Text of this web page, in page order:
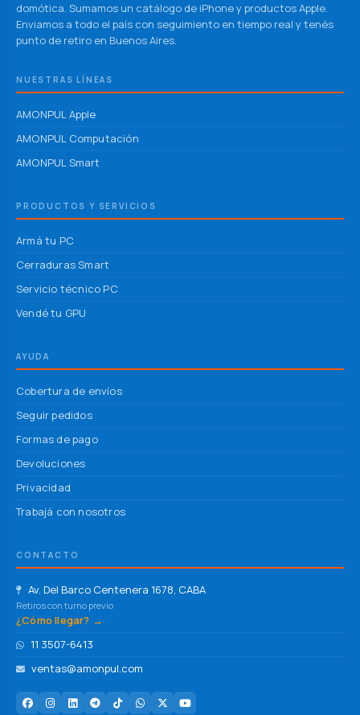
domótica. Sumamos un catálogo de iPhone y productos Apple.
Enviamos a todo el país con seguimiento en tiempo real y tenés
punto de retiro en Buenos Aires.
NUESTRAS LÍNEAS
AMONPUL Apple
AMONPUL Computación
AMONPUL Smart
PRODUCTOS Y SERVICIOS
Armá tu PC
Cerraduras Smart
Servicio técnico PC
Vendé tu GPU
AYUDA
Cobertura de envíos
Seguir pedidos
Formas de pago
Devoluciones
Privacidad
Trabajá con nosotros
CONTACTO
Av. Del Barco Centenera 1678, CABA
Retiros con turno previo
¿Cómo llegar? →
11 3507-6413
ventas@amonpul.com